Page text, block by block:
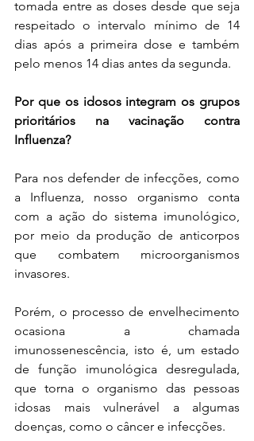
tomada entre as doses desde que seja
respeitado o intervalo mínimo de 14
dias após a primeira dose e também
pelo menos 14 dias antes da segunda.
Por que os idosos integram os grupos
prioritários na vacinação contra
Influenza?
Para nos defender de infecções, como
a Influenza, nosso organismo conta
com a ação do sistema imunológico,
por meio da produção de anticorpos
que combatem microorganismos
invasores.
Porém, o processo de envelhecimento
ocasiona a chamada
imunossenescência, isto é, um estado
de função imunológica desregulada,
que torna o organismo das pessoas
idosas mais vulnerável a algumas
doenças, como o câncer e infecções.